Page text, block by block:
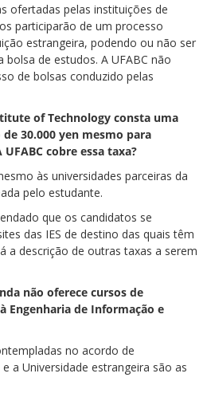
ofertadas pelas instituições de
participarão de um processo
estrangeira, podendo ou não ser
bolsa de estudos. A UFABC não
de bolsas conduzido pelas
of Technology consta uma
30.000 yen mesmo para
cobre essa taxa?
às universidades parceiras da
pelo estudante.
que os candidatos se
das IES de destino das quais têm
a descrição de outras taxas a serem
não oferece cursos de
Engenharia de Informação e
no acordo de
a Universidade estrangeira são as